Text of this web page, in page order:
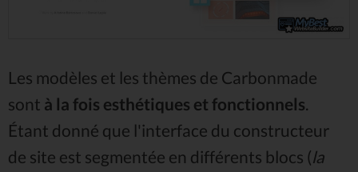
Les modèles et les thèmes de Carbonmade
sont à la fois esthétiques et fonctionnels.
Étant donné que l'interface du constructeur
de site est segmentée en différents blocs (la